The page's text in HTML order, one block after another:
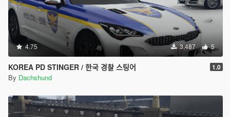
4.75 3,487 5
KOREA PD STINGER / 한국 경찰 스팅어 1.0
By Dachshund